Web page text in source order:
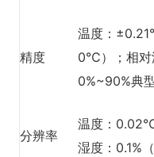
精度
温度：
0℃）；相对
0%~90%典
分辨率
温度：
湿度：0.1%